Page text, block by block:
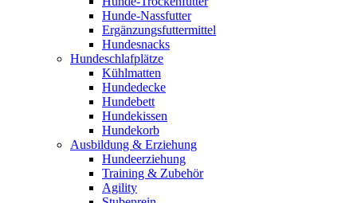
Hunde-Nassfutter
Ergänzungsfuttermittel
Hundesnacks
Hundeschlafplätze
Kühlmatten
Hundedecke
Hundebett
Hundekissen
Hundekorb
Ausbildung & Erziehung
Hundeerziehung
Training & Zubehör
Agility